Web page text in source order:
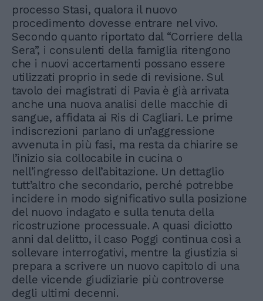
processo Stasi, qualora il nuovo
procedimento dovesse entrare nel vivo.
Secondo quanto riportato dal “Corriere della
Sera”, i consulenti della famiglia ritengono
che i nuovi accertamenti possano essere
utilizzati proprio in sede di revisione. Sul
tavolo dei magistrati di Pavia è già arrivata
anche una nuova analisi delle macchie di
sangue, affidata ai Ris di Cagliari. Le prime
indiscrezioni parlano di un’aggressione
avvenuta in più fasi, ma resta da chiarire se
l’inizio sia collocabile in cucina o
nell’ingresso dell’abitazione. Un dettaglio
tutt’altro che secondario, perché potrebbe
incidere in modo significativo sulla posizione
del nuovo indagato e sulla tenuta della
ricostruzione processuale. A quasi diciotto
anni dal delitto, il caso Poggi continua così a
sollevare interrogativi, mentre la giustizia si
prepara a scrivere un nuovo capitolo di una
delle vicende giudiziarie più controverse
degli ultimi decenni.